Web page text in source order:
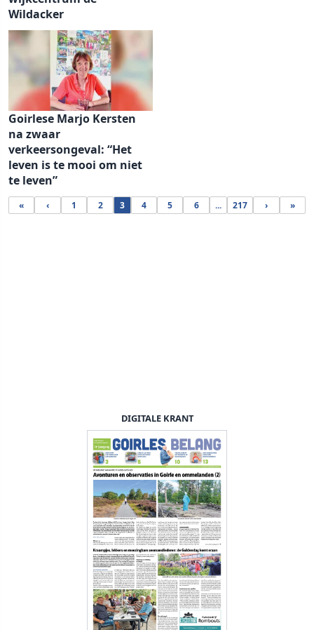
Wildacker
Goirlese Marjo Kersten
na zwaar
verkeersongeval: “Het
leven is te mooi om niet
te leven”
« ‹ 1 2 3 4 5 6 ... 217 › »
DIGITALE KRANT